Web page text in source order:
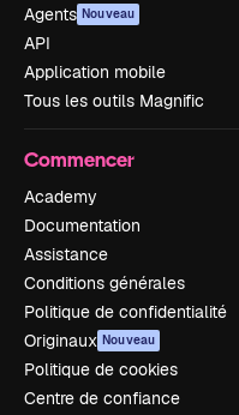
Agents Nouveau
API
Application mobile
Tous les outils Magnific
Commencer
Academy
Documentation
Assistance
Conditions générales
Politique de confidentialité
Originaux Nouveau
Politique de cookies
Centre de confiance